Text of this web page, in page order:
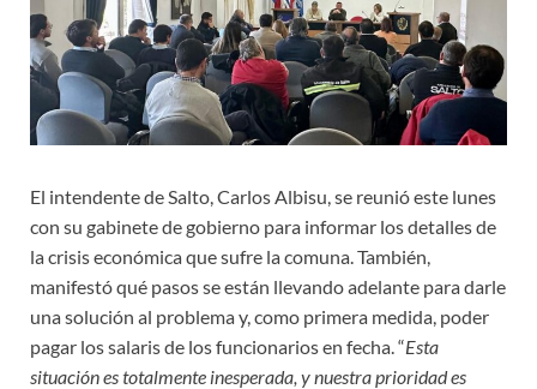
El intendente de Salto, Carlos Albisu, se reunió este lunes
con su gabinete de gobierno para informar los detalles de
la crisis económica que sufre la comuna. También,
manifestó qué pasos se están llevando adelante para darle
una solución al problema y, como primera medida, poder
pagar los salaris de los funcionarios en fecha. “Esta
situación es totalmente inesperada, y nuestra prioridad es